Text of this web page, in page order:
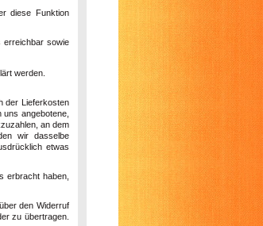
diese Funktion
erreichbar sowie
werden.
der Lieferkosten
angebotene,
an dem
wir dasselbe
etwas
erbracht haben,
den Widerruf
zu übertragen.